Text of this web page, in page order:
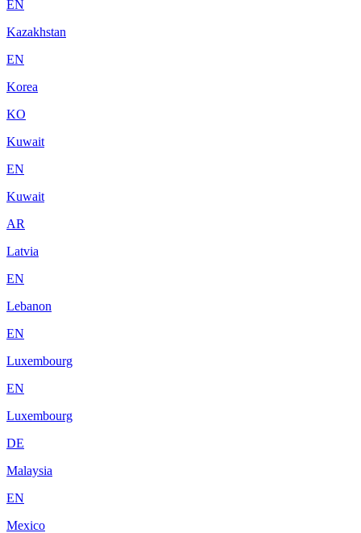
EN
Kazakhstan
EN
Korea
KO
Kuwait
EN
Kuwait
AR
Latvia
EN
Lebanon
EN
Luxembourg
EN
Luxembourg
DE
Malaysia
EN
Mexico